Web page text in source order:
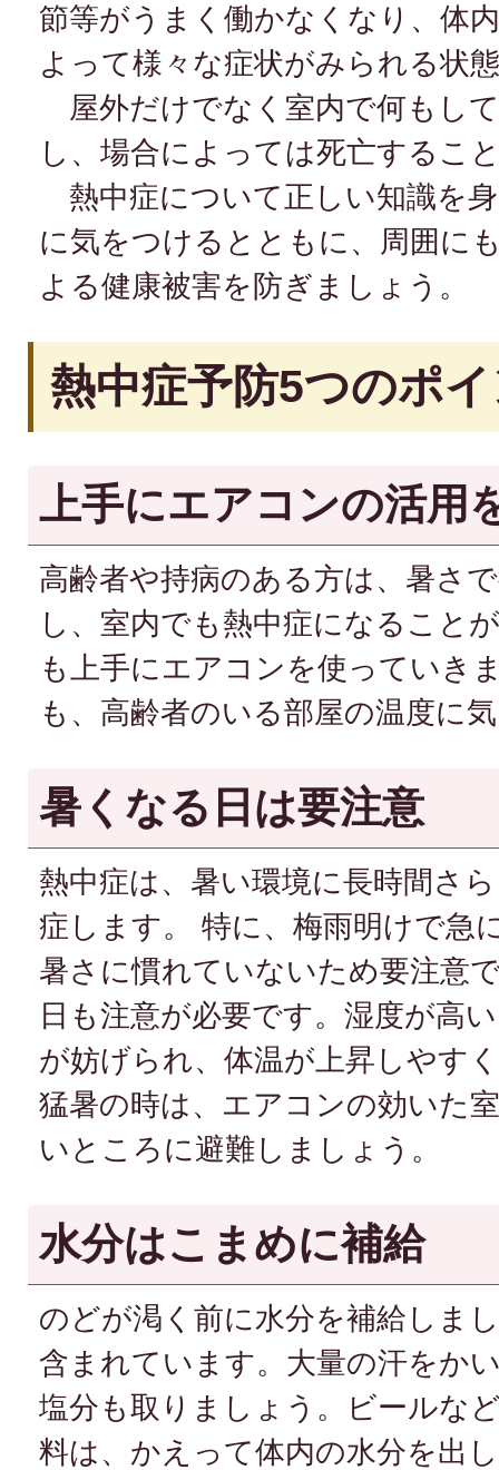
節等がうまく働かなくなり、体
よって様々な症状がみられる状
屋外だけでなく室内で何もし
し、場合によっては死亡するこ
熱中症について正しい知識を
に気をつけるとともに、周囲に
よる健康被害を防ぎましょう。
熱中症予防5つのポ
上手にエアコンの活用
高齢者や持病のある方は、暑さ
し、室内でも熱中症になること
も上手にエアコンを使っていき
も、高齢者のいる部屋の温度に
暑くなる日は要注意
熱中症は、暑い環境に長時間さ
症します。 特に、梅雨明けで急
暑さに慣れていないため要注意
日も注意が必要です。湿度が高
が妨げられ、体温が上昇しやす
猛暑の時は、エアコンの効いた
いところに避難しましょう。
水分はこまめに補給
のどが渇く前に水分を補給しま
含まれています。大量の汗をか
塩分も取りましょう。ビールな
料は、かえって体内の水分を出